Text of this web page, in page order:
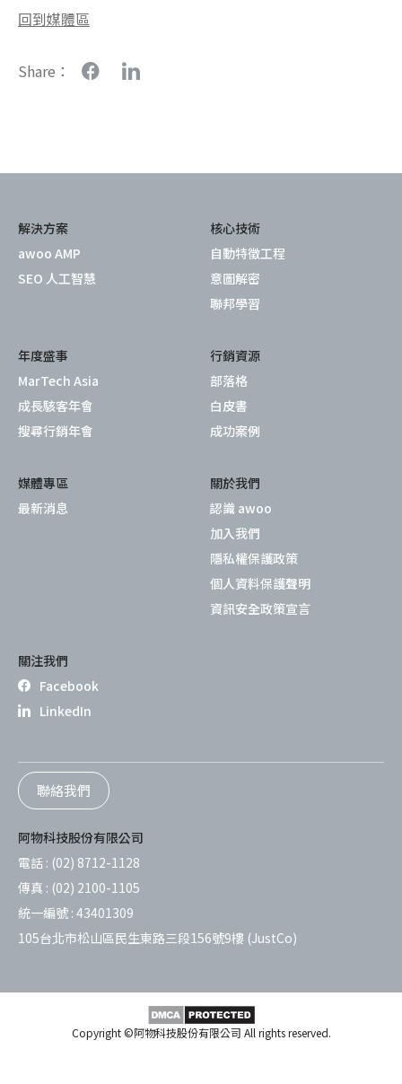
回到媒體區
Share：
解決方案
awoo AMP
SEO 人工智慧
核心技術
自動特徵工程
意圖解密
聯邦學習
年度盛事
MarTech Asia
成長駭客年會
搜尋行銷年會
行銷資源
部落格
白皮書
成功案例
媒體專區
最新消息
關於我們
認識 awoo
加入我們
隱私權保護政策
個人資料保護聲明
資訊安全政策宣言
關注我們
Facebook
LinkedIn
聯絡我們
阿物科技股份有限公司
電話 : (02) 8712-1128
傳真 : (02) 2100-1105
統一編號 : 43401309
105台北市松山區民生東路三段156號9樓 (JustCo)
Copyright ©阿物科技股份有限公司 All rights reserved.